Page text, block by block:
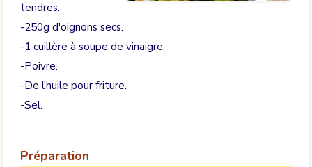
tendres.
-250g d'oignons secs.
-1 cuillère à soupe de vinaigre.
-Poivre.
-De l'huile pour friture.
-Sel.
Préparation